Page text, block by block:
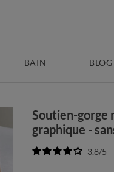
BAIN BLOG
Soutien-gorge
graphique -
3.8/5 -